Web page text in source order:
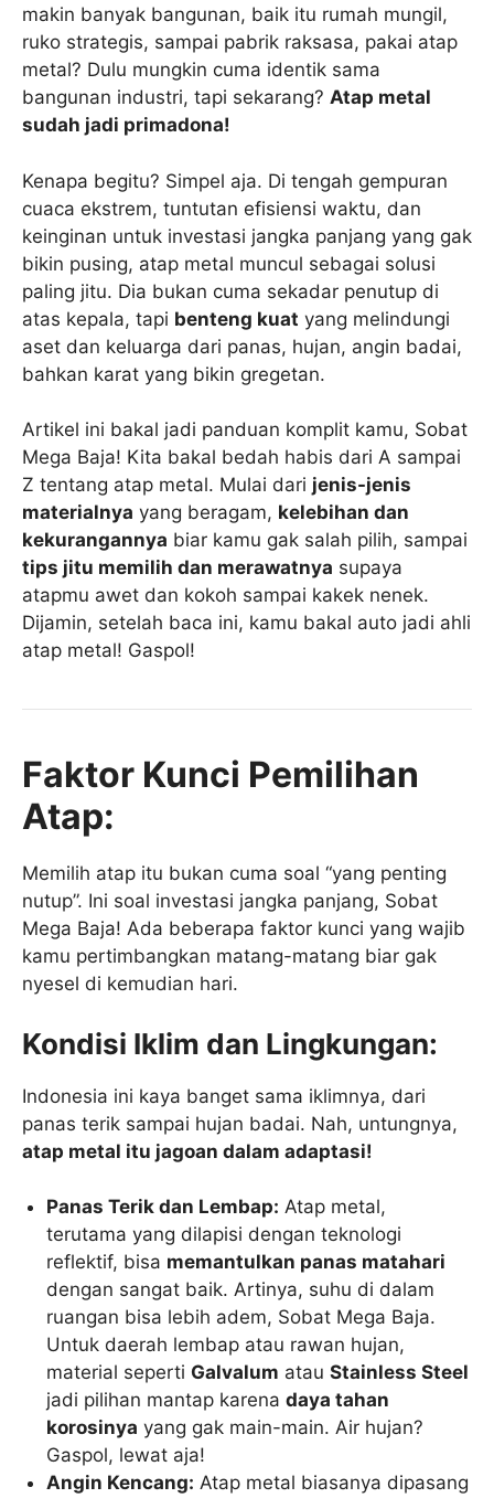
makin banyak bangunan, baik itu rumah mungil,
ruko strategis, sampai pabrik raksasa, pakai atap
metal? Dulu mungkin cuma identik sama
bangunan industri, tapi sekarang? Atap metal
sudah jadi primadona!
Kenapa begitu? Simpel aja. Di tengah gempuran
cuaca ekstrem, tuntutan efisiensi waktu, dan
keinginan untuk investasi jangka panjang yang gak
bikin pusing, atap metal muncul sebagai solusi
paling jitu. Dia bukan cuma sekadar penutup di
atas kepala, tapi benteng kuat yang melindungi
aset dan keluarga dari panas, hujan, angin badai,
bahkan karat yang bikin gregetan.
Artikel ini bakal jadi panduan komplit kamu, Sobat
Mega Baja! Kita bakal bedah habis dari A sampai
Z tentang atap metal. Mulai dari jenis-jenis
materialnya yang beragam, kelebihan dan
kekurangannya biar kamu gak salah pilih, sampai
tips jitu memilih dan merawatnya supaya
atapmu awet dan kokoh sampai kakek nenek.
Dijamin, setelah baca ini, kamu bakal auto jadi ahli
atap metal! Gaspol!
Faktor Kunci Pemilihan
Atap:
Memilih atap itu bukan cuma soal “yang penting
nutup”. Ini soal investasi jangka panjang, Sobat
Mega Baja! Ada beberapa faktor kunci yang wajib
kamu pertimbangkan matang-matang biar gak
nyesel di kemudian hari.
Kondisi Iklim dan Lingkungan:
Indonesia ini kaya banget sama iklimnya, dari
panas terik sampai hujan badai. Nah, untungnya,
atap metal itu jagoan dalam adaptasi!
Panas Terik dan Lembap: Atap metal,
terutama yang dilapisi dengan teknologi
reflektif, bisa memantulkan panas matahari
dengan sangat baik. Artinya, suhu di dalam
ruangan bisa lebih adem, Sobat Mega Baja.
Untuk daerah lembap atau rawan hujan,
material seperti Galvalum atauStainless Steel
jadi pilihan mantap karenadaya tahan
korosinya yang gak main-main. Air hujan?
Gaspol, lewat aja!
Angin Kencang: Atap metal biasanya dipasang